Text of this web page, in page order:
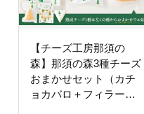
【チーズ工房那須の
森】那須の森3種チーズ
おまかせセット（カチ
ョカバロ＋フィラータ